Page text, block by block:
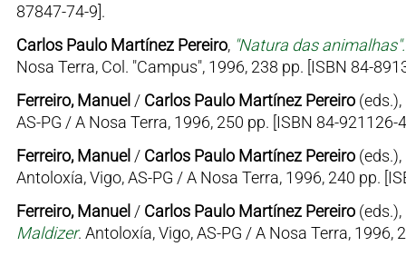
87847-74-9].
Carlos Paulo Martínez Pereiro, "Natura das
Nosa Terra, Col. "Campus", 1996, 238 pp. [ISBN 84-
Ferreiro, Manuel / Carlos Paulo Martínez Pereiro(eds.),
AS-PG / A Nosa Terra, 1996, 250 pp. [ISBN 84-921126-
Ferreiro, Manuel / Carlos Paulo Martínez Pereiro(eds.),
Antoloxía, Vigo, AS-PG / A Nosa Terra, 1996, 240 pp.
Ferreiro, Manuel / Carlos Paulo Martínez Pereiro(eds.),
Maldizer. Antoloxía, Vigo, AS-PG / A Nosa Terra, 1996,